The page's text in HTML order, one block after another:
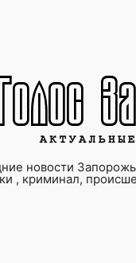
новости
, криминал,